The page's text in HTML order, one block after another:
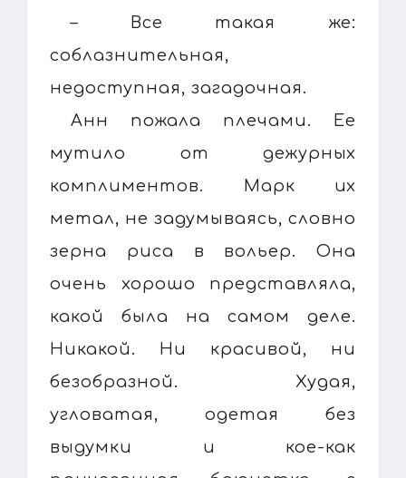
– Все такая же:
соблазнительная,
недоступная, загадочная.
Анн пожала плечами. Ее
мутило от дежурных
комплиментов. Марк их
метал, не задумываясь, словно
зерна риса в вольер. Она
очень хорошо представляла,
какой была на самом деле.
Никакой. Ни красивой, ни
безобразной. Худая,
угловатая, одетая без
выдумки и кое-как